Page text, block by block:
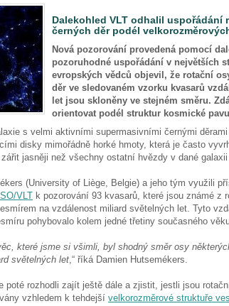
Dalekohled VLT odhalil
černých děr podél
Nová pozorování provedená pomocí
pozoruhodné uspořádání v největších
evropských vědců objevil, že rotační
děr ve sledovaném vzorku kvasarů
let jsou skloněny ve stejném směru.
orientovat podél struktur kosmické
s velmi aktivními supermasivními černými
disky mimořádně horké hmoty, která je často
jasněji než všechny ostatní hvězdy v dané galaxii
(University of Liège, Belgie) a jeho tým využili
VLT k pozorování 93 kvasarů, které jsou známé z
na vzdálenost miliard světelných let. Tyto
pohybovalo kolem jedné třetiny současného
které jsme si všimli, byl shodný směr osy
světelných let,“ říká Damien Hutsemékers.
poté rozhodli zajít ještě dále a zjistit, jestli jsou
vzhledem k tehdejší velkorozměrové struktuře